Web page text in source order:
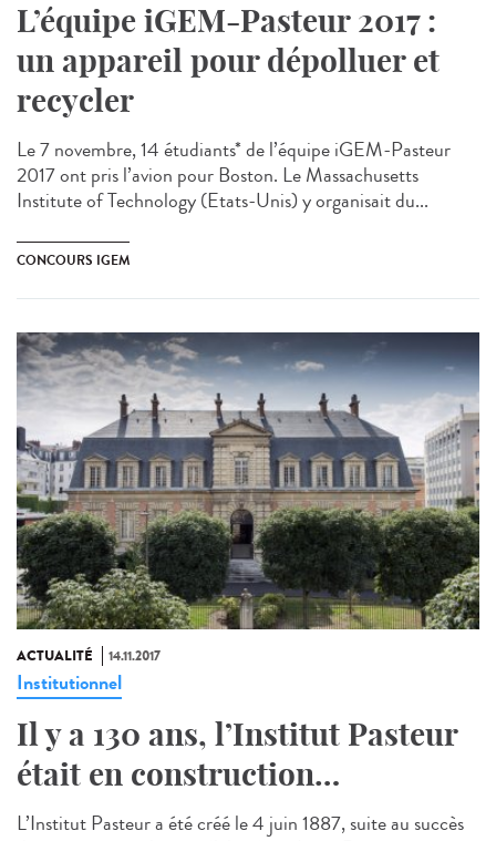
L’équipe iGEM-Pasteur 2017 :
un appareil pour dépolluer et
recycler
Le 7 novembre, 14 étudiants* de l’équipe iGEM-Pasteur
2017 ont pris l’avion pour Boston. Le Massachusetts
Institute of Technology (Etats-Unis) y organisait du...
CONCOURS IGEM
ACTUALITÉ 14.11.2017
Institutionnel
Il y a 130 ans, l’Institut Pasteur
était en construction…
L’Institut Pasteur a été créé le 4 juin 1887, suite au succès